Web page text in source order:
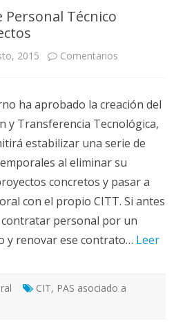
Personal Técnico
2015 Comentarios
ha aprobado la creación del
y Transferencia Tecnológica,
estabilizar una serie de
al eliminar su
concretos y pasar a
con el propio CITT. Si antes
personal por un
y renovar ese contrato… Leer
CIT, PAS asociado a